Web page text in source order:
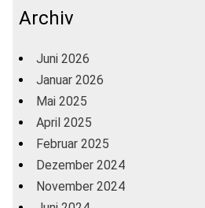
Archiv
Juni 2026
Januar 2026
Mai 2025
April 2025
Februar 2025
Dezember 2024
November 2024